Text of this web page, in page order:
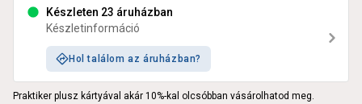
Készleten 23 áruházban
Készletinformáció
Hol találom az áruházban?
Praktiker plusz kártyával akár 10%-kal olcsóbban vásárolhatod meg.